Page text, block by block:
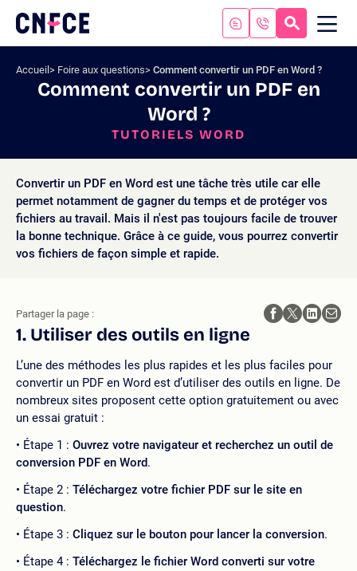
contenu
Logo
site
Accueil Foire aux questions Comment convertir un PDF en Word ?
Comment convertir un PDF en
Word ?
TUTORIELS WORD
Convertir un PDF en Word est une tâche très utile car elle
permet notamment de gagner du temps et de protéger vos
fichiers au travail. Mais il n'est pas toujours facile de trouver
la bonne technique. Grâce à ce guide, vous pourrez convertir
vos fichiers de façon simple et rapide.
1. Utiliser des outils en ligne
L’une des méthodes les plus rapides et les plus faciles pour
convertir un PDF en Word est d’utiliser des outils en ligne. De
nombreux sites proposent cette option gratuitement ou avec
un essai gratuit :
Étape 1 : Ouvrez votre navigateur et recherchez un outil de
conversion PDF en Word.
Étape 2 : Téléchargez votre fichier PDF sur le site en
question.
Étape 3 : Cliquez sur le bouton pour lancer la conversion.
Étape 4 : Téléchargez le fichier Word converti sur votre
Partager la page :